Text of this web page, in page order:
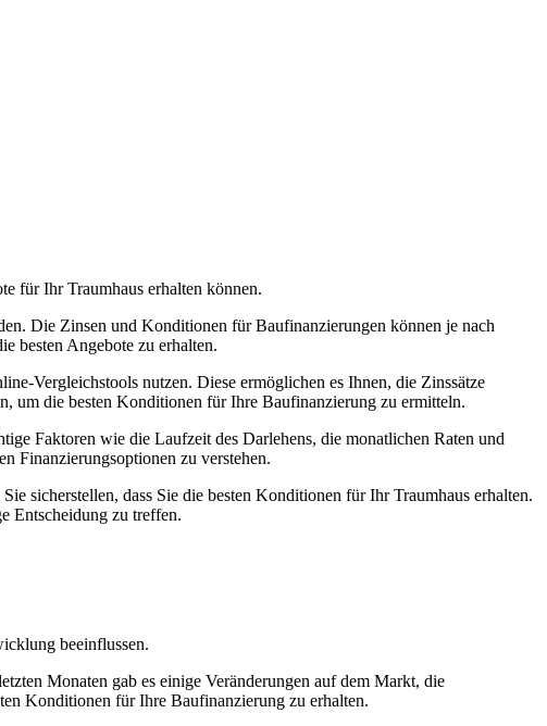
für Ihr Traumhaus erhalten können.
Die Zinsen und Konditionen für Baufinanzierungen können je nach
besten Angebote zu erhalten.
Vergleichstools nutzen. Diese ermöglichen es Ihnen, die Zinssätze
um die besten Konditionen für Ihre Baufinanzierung zu ermitteln.
Faktoren wie die Laufzeit des Darlehens, die monatlichen Raten und
Finanzierungsoptionen zu verstehen.
sicherstellen, dass Sie die besten Konditionen für Ihr Traumhaus erhalten.
Entscheidung zu treffen.
beeinflussen.
Monaten gab es einige Veränderungen auf dem Markt, die
Konditionen für Ihre Baufinanzierung zu erhalten.